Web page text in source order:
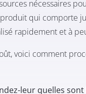
nécessaires
qui comporte
rapidement et à
voici comment
leur quelles